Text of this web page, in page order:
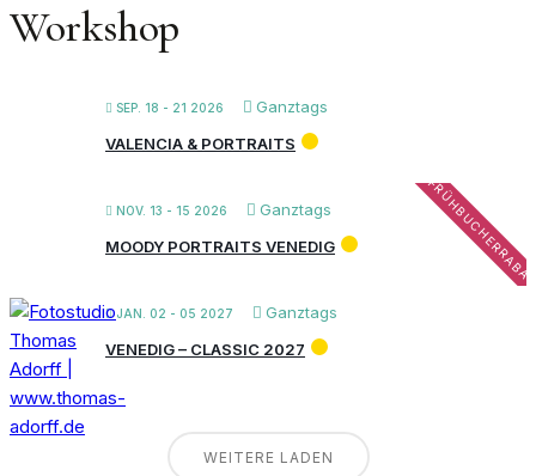
Workshop
SEP. 18 - 21 2026
Ganztags
VALENCIA & PORTRAITS
NOV. 13 - 15 2026 Ganztags
MOODY PORTRAITS VENEDIG
JAN. 02 - 05 2027
Ganztags
VENEDIG – CLASSIC 2027
WEITERE LADEN